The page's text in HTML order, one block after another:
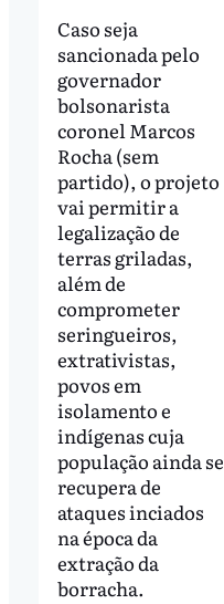
Caso seja
sancionada pelo
governador
bolsonarista
coronel Marcos
Rocha (sem
partido), o projeto
vai permitir a
legalização de
terras griladas,
além de
comprometer
seringueiros,
extrativistas,
povos em
isolamento e
indígenas cuja
população ainda se
recupera de
ataques inciados
na época da
extração da
borracha.